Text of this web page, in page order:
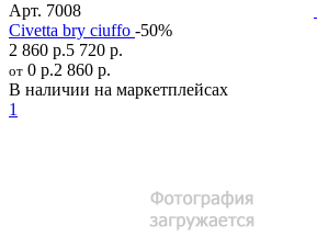
Арт. 7008
Civetta bry ciuffo -50%
2 860 р.5 720 р.
от 0 р.2 860 р.
В наличии на маркетплейсах
1